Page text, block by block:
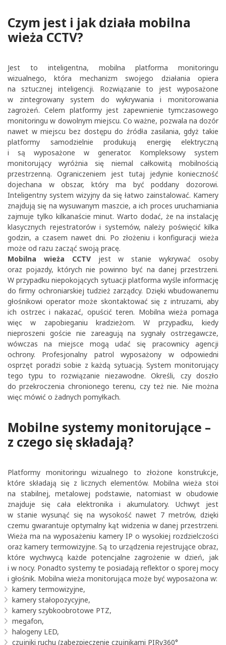
Czym jest i jak działa mobilna
wieża CCTV?
Jest to inteligentna, mobilna platforma monitoringu
wizualnego, która mechanizm swojego działania opiera
na sztucznej inteligencji. Rozwiązanie to jest wyposażone
w zintegrowany system do wykrywania i monitorowania
zagrożeń. Celem platformy jest zapewnienie tymczasowego
monitoringu w dowolnym miejscu. Co ważne, pozwala na dozór
nawet w miejscu bez dostępu do źródła zasilania, gdyż takie
platformy samodzielnie produkują energię elektryczną
i są wyposażone w generator. Kompleksowy system
monitorujący wyróżnia się niemal całkowitą mobilnością
przestrzenną. Ograniczeniem jest tutaj jedynie konieczność
dojechana w obszar, który ma być poddany dozorowi.
Inteligentny system wizyjny da się łatwo zainstalować. Kamery
znajdują się na wysuwanym maszcie, a ich proces uruchamiania
zajmuje tylko kilkanaście minut. Warto dodać, że na instalację
klasycznych rejestratorów i systemów, należy poświęcić kilka
godzin, a czasem nawet dni. Po złożeniu i konfiguracji wieża
może od razu zacząć swoją pracę.
Mobilna wieża CCTVjest w stanie wykrywać osoby
oraz pojazdy, których nie powinno być na danej przestrzeni.
W przypadku niepokojących sytuacji platforma wyśle informację
do firmy ochroniarskiej tudzież zarządcy. Dzięki wbudowanemu
głośnikowi operator może skontaktować się z intruzami, aby
ich ostrzec i nakazać, opuścić teren. Mobilna wieża pomaga
więc w zapobieganiu kradzieżom. W przypadku, kiedy
nieproszeni goście nie zareagują na sygnały ostrzegawcze,
wówczas na miejsce mogą udać się pracownicy agencji
ochrony. Profesjonalny patrol wyposażony w odpowiedni
osprzęt poradzi sobie z każdą sytuacją. System monitorujący
tego typu to rozwiązanie niezawodne. Określi, czy doszło
do przekroczenia chronionego terenu, czy też nie. Nie można
więc mówić o żadnych pomyłkach.
Mobilne systemy monitorujące –
z czego się składają?
Platformy monitoringu wizualnego to złożone konstrukcje,
które składają się z licznych elementów. Mobilna wieża stoi
na stabilnej, metalowej podstawie, natomiast w obudowie
znajduje się cała elektronika i akumulatory. Uchwyt jest
w stanie wysunąć się na wysokość nawet 7 metrów, dzięki
czemu gwarantuje optymalny kąt widzenia w danej przestrzeni.
Wieża ma na wyposażeniu kamery IP o wysokiej rozdzielczości
oraz kamery termowizyjne. Są to urządzenia rejestrujące obraz,
które wychwycą każde potencjalne zagrożenie w dzień, jak
i w nocy. Ponadto systemy te posiadają reflektor o sporej mocy
i głośnik. Mobilna wieża monitorująca może być wyposażona w:
kamery termowizyjne,
kamery stałopozycyjne,
kamery szybkoobrotowe PTZ,
megafon,
halogeny LED,
czujniki ruchu (zabezpieczenie czujnikami PIRv360°